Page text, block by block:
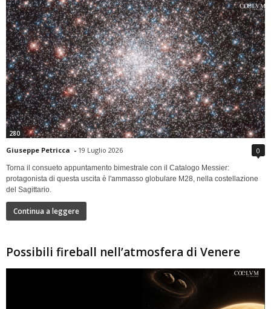
280
Giuseppe Petricca - 19 Luglio 2026 0
Torna il consueto appuntamento bimestrale con il Catalogo Messier:
protagonista di questa uscita è l'ammasso globulare M28, nella costellazione
del Sagittario.
Continua a leggere
Possibili fireball nell’atmosfera di Venere